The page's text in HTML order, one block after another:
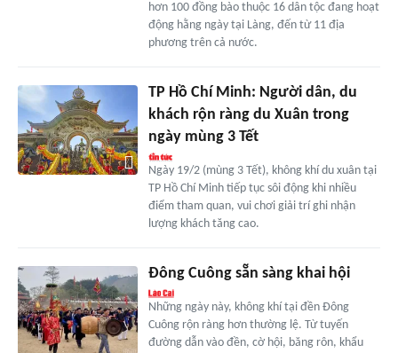
hơn 100 đồng bào thuộc 16 dân tộc đang hoạt
động hằng ngày tại Làng, đến từ 11 địa
phương trên cả nước.
TP Hồ Chí Minh: Người dân, du
khách rộn ràng du Xuân trong
ngày mùng 3 Tết
Ngày 19/2 (mùng 3 Tết), không khí du xuân tại
TP Hồ Chí Minh tiếp tục sôi động khi nhiều
điểm tham quan, vui chơi giải trí ghi nhận
lượng khách tăng cao.
Đông Cuông sẵn sàng khai hội
Những ngày này, không khí tại đền Đông
Cuông rộn ràng hơn thường lệ. Từ tuyến
đường dẫn vào đền, cờ hội, băng rôn, khẩu